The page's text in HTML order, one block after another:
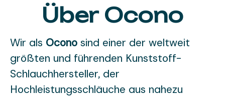
Über Ocono
Wir als Ocono sind einer der weltweit
größten und führenden Kunststoff-
Schlauchhersteller, der
Hochleistungsschläuche aus nahezu